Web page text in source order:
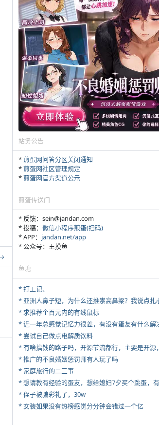
站务公告
*煎蛋网问答分区关闭通知
*煎蛋网社区管理规定
*煎蛋网官方渠道公示
煎蛋传送门
* 反馈：sein@jandan.com
* 投稿： 微信小程序煎蛋(扫码)
* APP： jandan.net/app
* 公众号：王摸鱼
鱼塘
* 打工记、
* 亚洲人鼻子短，为什么还推崇高鼻梁？我说点扎
* 求推荐个百元内的有线鼠标
* 近一年总感觉记忆力很差，有没有蛋友有什么解
* 尝试自己做点电解质饮料
* 推广的不良婚姻惩罚师有人玩了吗
* 家庭旅行的二三事
* 侄子被骗彩礼了，30w
* 女装如果没有热榜感觉分分钟会错过一个亿